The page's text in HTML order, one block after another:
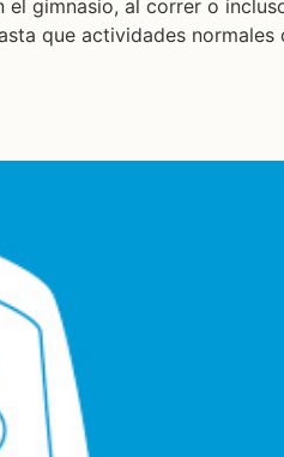
gimnasio, al correr o
que actividades normales